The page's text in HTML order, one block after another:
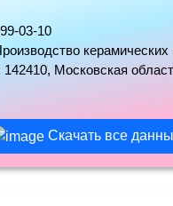
03-10
керамических
142410, Московская
Скачать все